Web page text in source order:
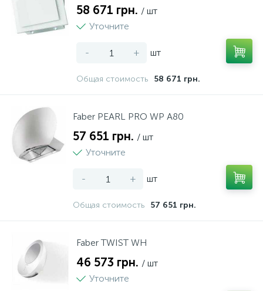
58 671 грн. / шт
Уточните
- + шт
Общая стоимость 58 671 грн.
Faber PEARL PRO WP A80
57 651 грн. / шт
Уточните
- + шт
Общая стоимость 57 651 грн.
Faber TWIST WH
46 573 грн. / шт
Уточните